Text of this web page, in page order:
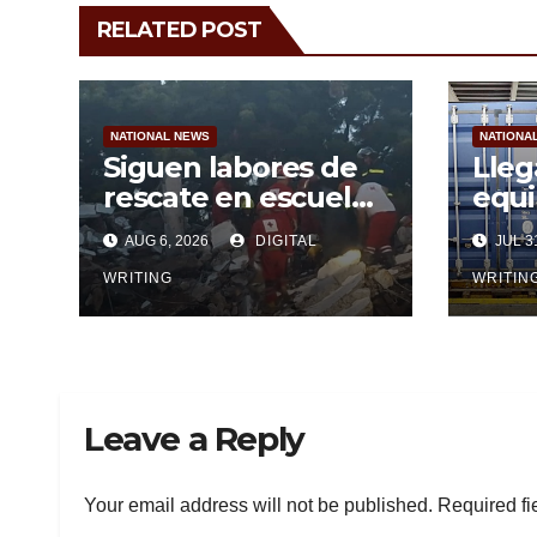
RELATED POST
NATIONAL NEWS
Siguen labores de
rescate en escuela
con desplome
parcial en Cuba
AUG 6, 2026 DIGITAL
WRITING
JUL
Leave a Reply
Your email address will not be published. Required